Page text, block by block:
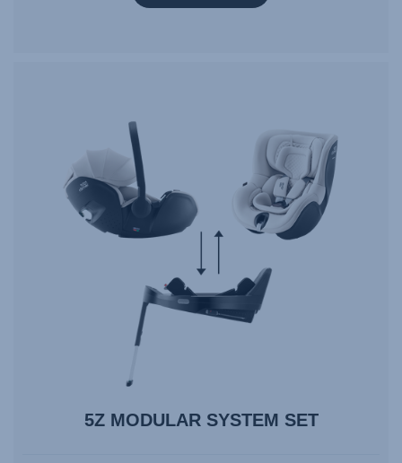
5Z MODULAR SYSTEM SET